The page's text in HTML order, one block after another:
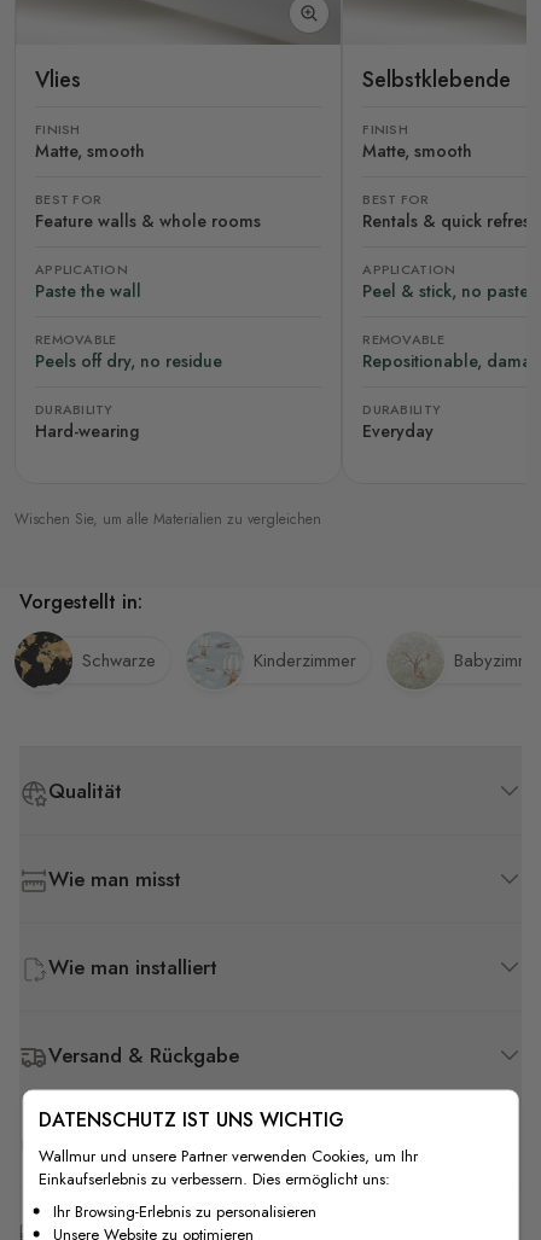
Vlies
FINISH
Matte, smooth
BEST FOR
Feature walls & whole rooms
APPLICATION
Paste the wall
REMOVABLE
Peels off dry, no residue
DURABILITY
Hard-wearing
Selbstklebende
FINISH
Matte, smooth
BEST FOR
Rentals & quick
APPLICATION
Peel & stick, no paste
REMOVABLE
Repositionable,
DURABILITY
Everyday
Wischen Sie, um alle Materialien zu vergleichen
Qualität
Wie man misst
Wie man installiert
Versand & Rückgabe
F.A.Q
Kostenlose Anpassung
Vorgestellt in:
Schwarze Kinderzimmer
DATENSCHUTZ IST UNS WICHTIG
Wallmur und unsere Partner verwenden Cookies, um Ihr
Einkaufserlebnis zu verbessern. Dies ermöglicht uns:
Ihr Browsing-Erlebnis zu personalisieren
Unsere Website zu optimieren